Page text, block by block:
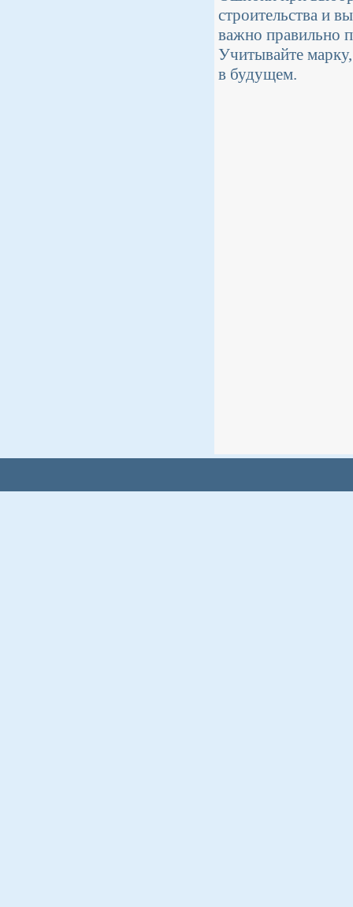
строительства и
важно правильно
Учитывайте
в будущем.